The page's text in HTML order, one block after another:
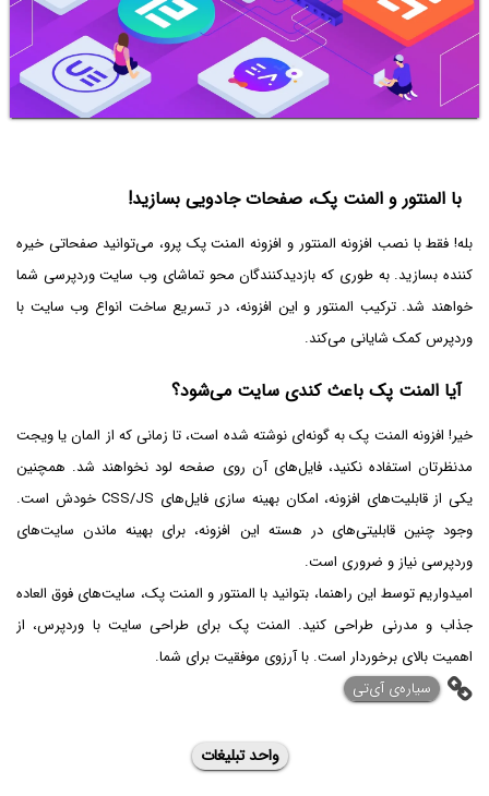
با المنتور و المنت پک، صفحات جادویی بسازید!
بله! فقط با نصب افزونه المنتور و افزونه المنت پک پرو، می‌توانید صفحاتی خیره
کننده بسازید. به طوری که بازدیدکنندگان محو تماشای وب سایت وردپرسی شما
خواهند شد. ترکیب المنتور و این افزونه، در تسریع ساخت انواع وب سایت با
وردپرس کمک شایانی می‌کند.
آیا المنت پک باعث کندی سایت می‌شود؟
خیر! افزونه المنت پک به گونه‌ای نوشته شده است، تا زمانی که از المان یا ویجت
مدنظرتان استفاده نکنید، فایل‌های آن روی صفحه لود نخواهند شد. همچنین
یکی از قابلیت‌های افزونه، امکان بهینه سازی فایل‌های CSS/JS خودش است.
وجود چنین قابلیتی‌های در هسته این افزونه، برای بهینه ماندن سایت‌های
وردپرسی نیاز و ضروری است.
امیدواریم توسط این راهنما، بتوانید با المنتور و المنت پک، سایت‌های فوق العاده
جذاب و مدرنی طراحی کنید. المنت پک برای طراحی سایت با وردپرس، از
اهمیت بالای برخوردار است. با آرزوی موفقیت برای شما.
‌سیاره‌ی آی‌تی
واحد تبلیغات